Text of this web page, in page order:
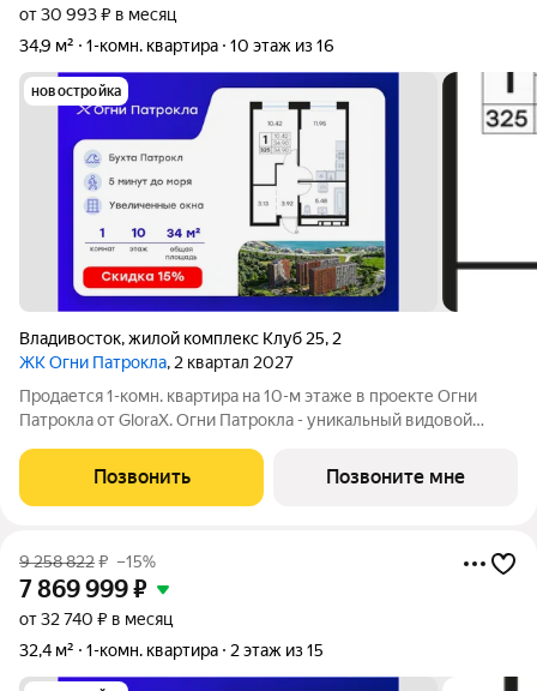
от 30 993 ₽ в месяц
34,9 м²
1-комн. квартира 10 этаж из 16
новостройка
Владивосток,жилой комплекс Клуб 25, 2
ЖК Огни Патрокла, 2 квартал 2027
Продается 1-комн. квартира на 10-м этаже в проекте Огни
Патрокла от GloraX. Огни Патрокла - уникальный видовой
Владивостока. Общая площадь лота составляет 34,90 кв. м, из
которых 10,42 кв. м
Позвонить Позвоните мне
9 258 822₽ –15%
7 869 999₽
от 32 740 ₽ в месяц
32,4 м²
1-комн. квартира 2 этаж из 15